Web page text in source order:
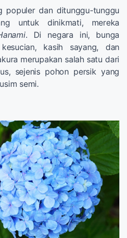
populer dan ditunggu-tunggu
untuk dinikmati, mereka
. Di negara ini, bunga
kasih sayang, dan
merupakan salah satu dari
sejenis pohon persik yang
semi.